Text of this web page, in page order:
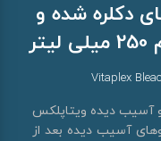
دکلره شده و
Vitaplex
آسیب دیده ویتاپلکس
آسیب دیده بعد از